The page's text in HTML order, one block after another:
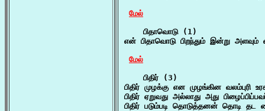
மேல்
    பிதாவொடு (1)
என் பிதாவொடு பிறந்தும் இன்று
மேல்
    பிதிர் (3)
பிதிர் முழக்கு என முழங்கின வலம்புரி
பிதிர் ஏறுவது அல்லாது அது
பிதிர் படும்படி தொடுத்தனன் தொடி தட